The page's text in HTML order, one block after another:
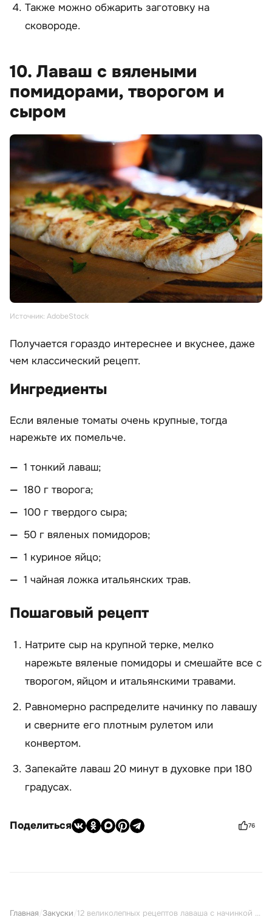
Также можно обжарить заготовку на
сковороде.
10. Лаваш с вялеными
помидорами, творогом и
сыром
Источник: AdobeStock
Получается гораздо интереснее и вкуснее, даже
чем классический рецепт.
Ингредиенты
Если вяленые томаты очень крупные, тогда
нарежьте их помельче.
1 тонкий лаваш;
180 г творога;
100 г твердого сыра;
50 г вяленых помидоров;
1 куриное яйцо;
1 чайная ложка итальянских трав.
Пошаговый рецепт
Натрите сыр на крупной терке, мелко
нарежьте вяленые помидоры и смешайте все с
творогом, яйцом и итальянскими травами.
Равномерно распределите начинку по лавашу
и сверните его плотным рулетом или
конвертом.
Запекайте лаваш 20 минут в духовке при 180
градусах.
Поделиться 76
Главная Закуски 12 великолепных рецептов лаваша с начинкой в аэрогриле